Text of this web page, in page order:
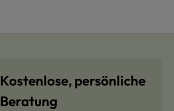
Kostenlose, persönliche
Beratung